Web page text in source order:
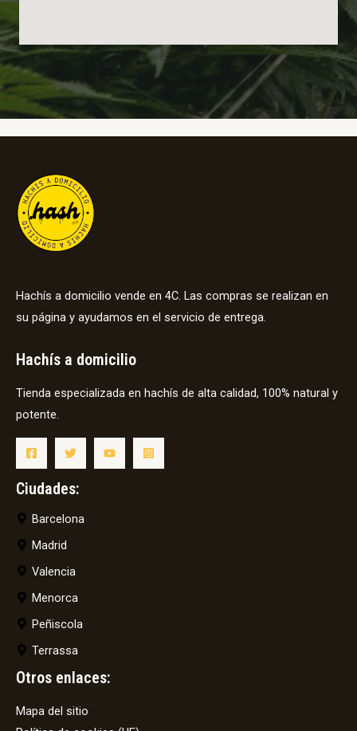
Hachís a domicilio vende en 4C. Las compras se realizan en
su página y ayudamos en el servicio de entrega.
Hachís a domicilio
Tienda especializada en hachís de alta calidad, 100% natural y
potente.
Ciudades:
Barcelona
Madrid
Valencia
Menorca
Peñiscola
Terrassa
Otros enlaces:
Mapa del sitio